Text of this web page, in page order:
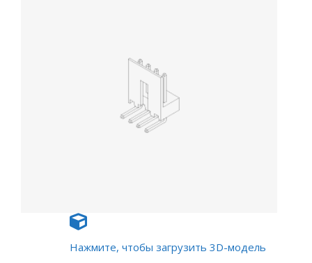
Нажмите, чтобы загрузить 3D-модель